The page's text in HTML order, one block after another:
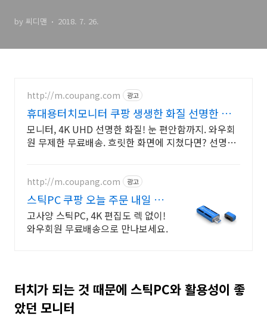
by 씨디맨 2018. 7. 26.
http://m.coupang.com 광고
휴대용터치모니터 쿠팡 생생한 화질 선명한 색
감
모니터, 4K UHD 선명한 화질! 눈 편안함까지. 와우회
원 무제한 무료배송. 흐릿한 화면에 지쳤다면? 선명한
http://m.coupang.com 광고
스틱PC 쿠팡 오늘 주문 내일 도
착
고사양 스틱PC, 4K 편집도 렉 없이!
와우회원 무료배송으로 만나보세요.
터치가 되는 것 때문에 스틱PC와 활용성이 좋
았던 모니터